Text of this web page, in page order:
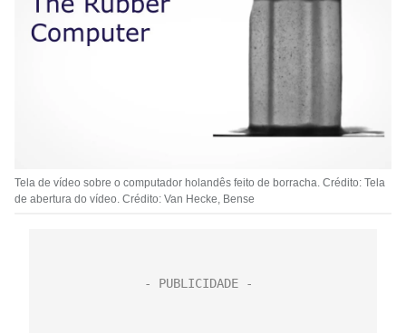
Tela de vídeo sobre o computador holandês feito de borracha. Crédito: Tela
de abertura do vídeo. Crédito: Van Hecke, Bense